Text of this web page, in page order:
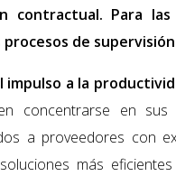
contractual. Para
de
a la
concentrarse en sus
a proveedores con
más